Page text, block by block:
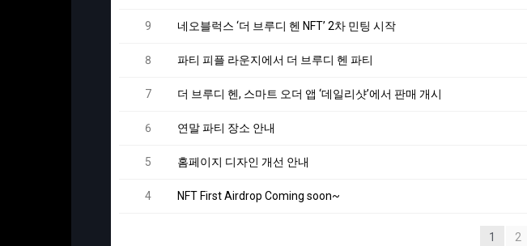
9 네오블럭스 ‘더 브루디 헨 NFT’ 2차 민팅 시작
8 파티 피플 라운지에서 더 브루디 헨 파티
7 더 브루디 헨, 스마트 오더 앱 ‘데일리샷’에서 판매 개시
6 연말 파티 장소 안내
5 홈페이지 디자인 개선 안내
4 NFT First Airdrop Coming soon~
1 2